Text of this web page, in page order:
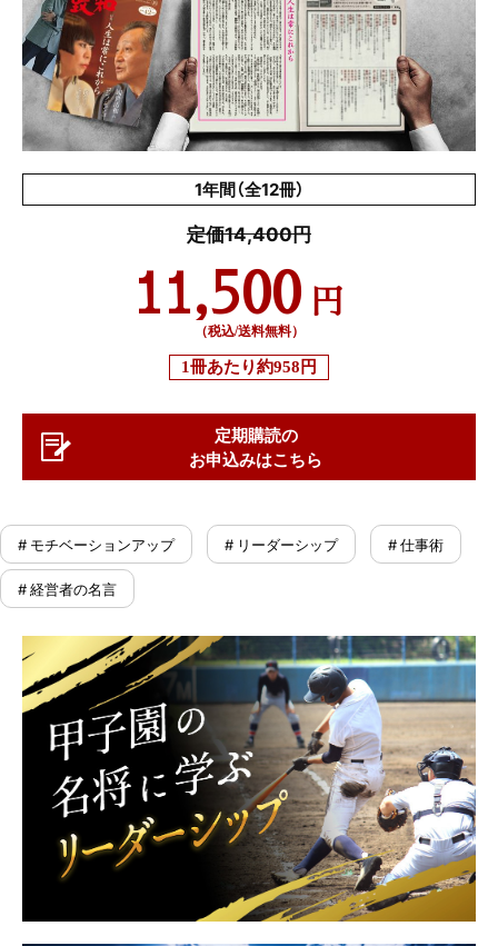
1年間（全12冊）
定価14,400円
11,500 円
（税込/送料無料）
1冊あたり約958円
定期購読の
お申込みはこちら
# モチベーションアップ # リーダーシップ # 仕事術
# 経営者の名言